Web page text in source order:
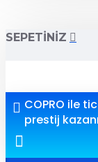
SEPETINIZ
COPRO ile
prestij